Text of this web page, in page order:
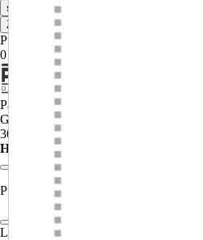
schließen
Zum Warenkorb
Produkt kann von der Abbildung
01
Päffgen Dachbaustoffe
Gerüstplane bedruckt, BxH=200x205cm
300 g Mesh, 4-farbig - neutral, trotzdem
HAN:
R60-135A
Preis auf Anfrage
Lieferzeit auf Anfrage